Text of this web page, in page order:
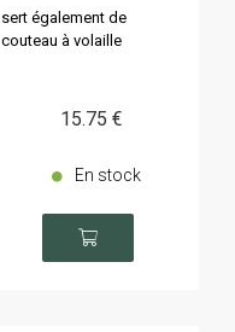
sert également de
couteau à volaille
15.75 €
En stock